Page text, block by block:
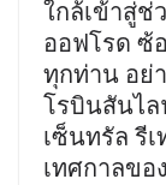
ใกล้เข้าสู่ช่
ออฟโรด ซ้
ทุกท่าน อย่
โรบินสันไล
เซ็นทรัล รี
เทศกาลข